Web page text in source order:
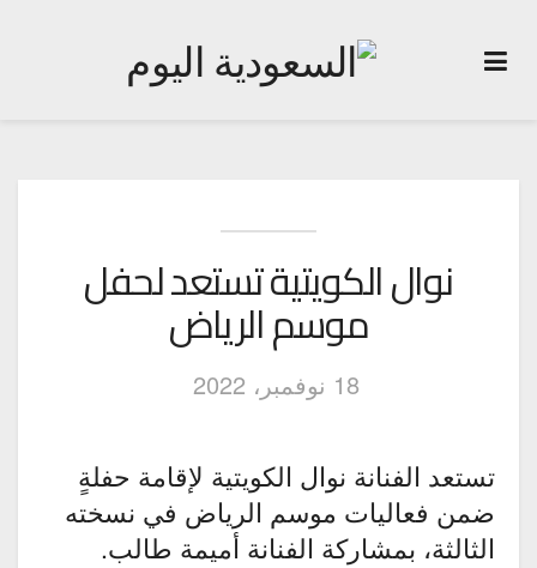
نوال الكويتية تستعد لحفل
موسم الرياض
18 نوفمبر، 2022
تستعد الفنانة نوال الكويتية لإقامة حفلةٍ
ضمن فعاليات موسم الرياض في نسخته
الثالثة، بمشاركة الفنانة أميمة طالب.